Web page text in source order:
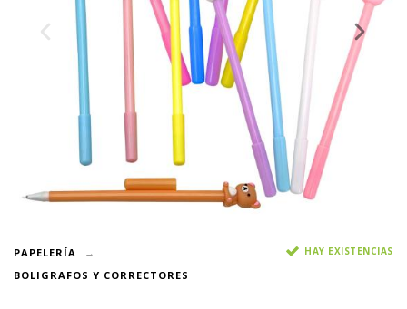
PAPELERÍA
BOLIGRAFOS Y CORRECTORES
HAY EXISTENCIAS